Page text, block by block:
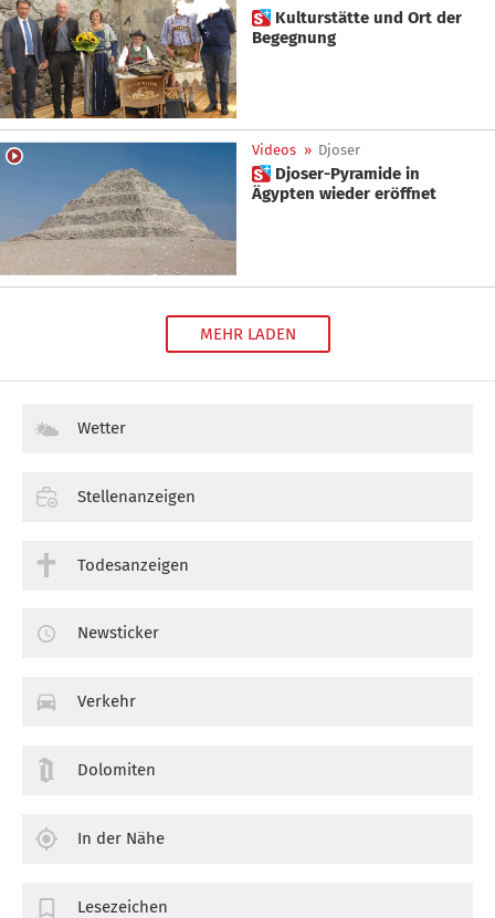
 Kulturstätte und Ort der
Begegnung
Videos » Djoser
 Djoser-Pyramide in
Ägypten wieder eröffnet
MEHR LADEN
Wetter
Stellenanzeigen
Todesanzeigen
Newsticker
Verkehr
Dolomiten
In der Nähe
Lesezeichen